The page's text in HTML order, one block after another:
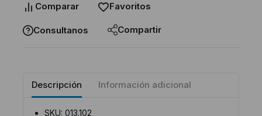
Comparar Favoritos
Consultanos Compartir
Descripción Información adicional
SKU: 013.102